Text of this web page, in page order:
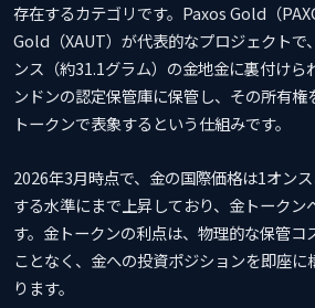
存在するカテゴリです。Paxos Gold（
Gold（XAUT）が代表的なプロジェクトで
ンス（約31.1グラム）の金地金に裏付けら
ンドンの認定保管庫に保管し、その所有権
トークンで表象するという仕組みです。
2026年3月時点で、金の国際価格は1オン
する水準にまで上昇しており、金トークン
す。金トークンの利点は、物理的な保管コ
ことなく、金への投資ポジションを即座
ります。